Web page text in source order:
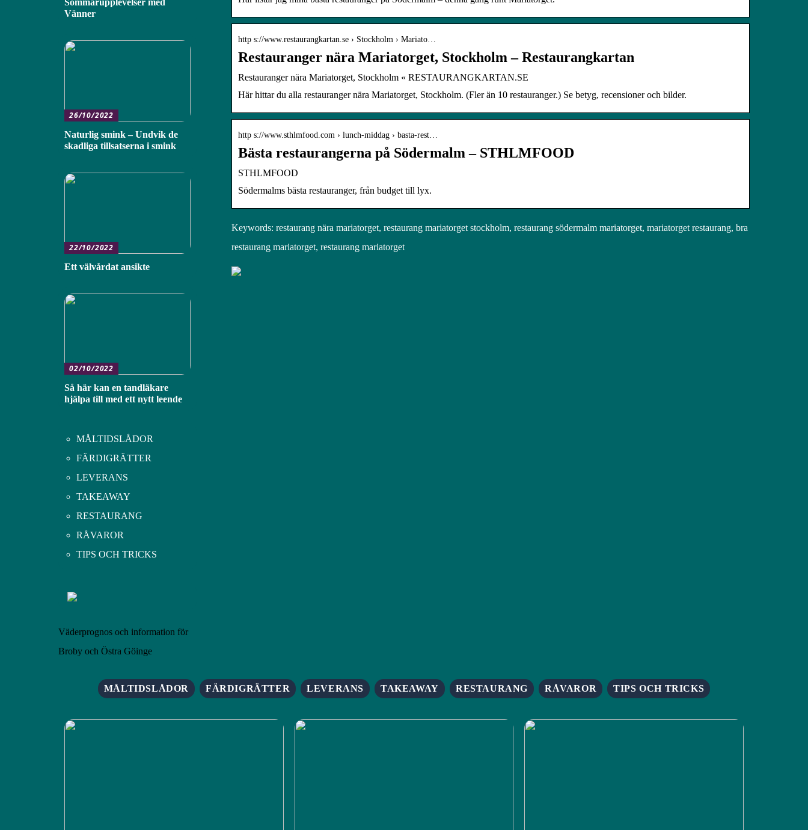
http s://www.restaurangkartan.se › Stockholm › Mariato…
Restauranger nära Mariatorget, Stockholm – Restaurangkartan
Restauranger nära Mariatorget, Stockholm « RESTAURANGKARTAN.SE
Här hittar du alla restauranger nära Mariatorget, Stockholm. (Fler än 10 restauranger.) Se betyg, recensioner och bilder.
http s://www.sthlmfood.com › lunch-middag › basta-rest…
Bästa restaurangerna på Södermalm – STHLMFOOD
STHLMFOOD
Södermalms bästa restauranger, från budget till lyx.
Keywords: restaurang nära mariatorget, restaurang mariatorget stockholm, restaurang södermalm mariatorget, mariatorget restaurang, bra
restaurang mariatorget, restaurang mariatorget
Sommarupplevelser med
Vänner
26/10/2022
Naturlig smink – Undvik de
skadliga tillsatserna i smink
22/10/2022
Ett välvårdat ansikte
02/10/2022
Så här kan en tandläkare
hjälpa till med ett nytt leende
MÅLTIDSLÅDOR
FÄRDIGRÄTTER
LEVERANS
TAKEAWAY
RESTAURANG
RÅVAROR
TIPS OCH TRICKS
Väderprognos och information för
Broby och Östra Göinge
MÅLTIDSLÅDOR FÄRDIGRÄTTER LEVERANS TAKEAWAY RESTAURANG RÅVAROR TIPS OCH TRICKS